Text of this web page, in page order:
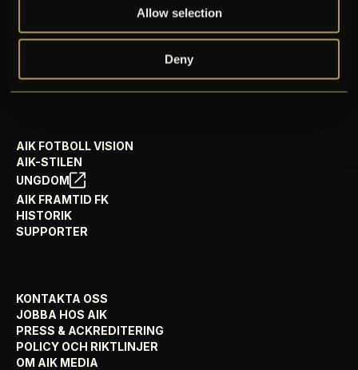
Allow selection
Deny
PRENUMERERA PÅ NYHETSBREV
AIK+
ENGLISH INFO
AIK FOTBOLL VISION
AIK-STILEN
UNGDOM
AIK FRAMTID FK
HISTORIK
SUPPORTER
KONTAKTA OSS
JOBBA HOS AIK
PRESS & ACKREDITERING
POLICY OCH RIKTLINJER
OM AIK MEDIA